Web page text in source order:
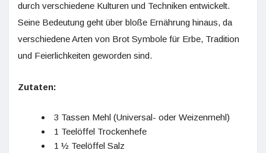
durch verschiedene Kulturen und Techniken entwickelt.
Seine Bedeutung geht über bloße Ernährung hinaus, da
verschiedene Arten von Brot Symbole für Erbe, Tradition
und Feierlichkeiten geworden sind.
Zutaten:
3 Tassen Mehl (Universal- oder Weizenmehl)
1 Teelöffel Trockenhefe
1 ½ Teelöffel Salz